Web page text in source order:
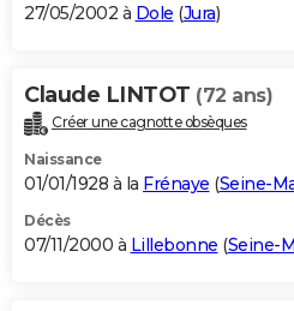
27/05/2002 à Dole (Jura)
Claude LINTOT (72 ans)
Créer une cagnotte obsèques
Naissance
01/01/1928 à la Frénaye (Seine-
Décès
07/11/2000 à Lillebonne (Seine-